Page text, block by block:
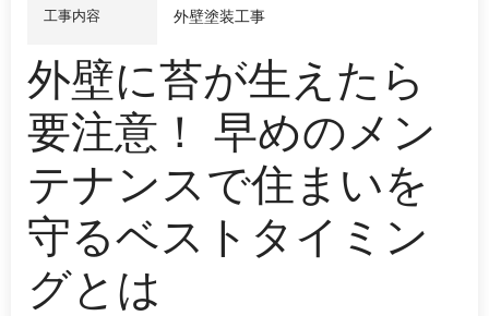
工事内容 外壁塗装工事
外壁に苔が生えたら
要注意！ 早めのメン
テナンスで住まいを
守るベストタイミン
グとは